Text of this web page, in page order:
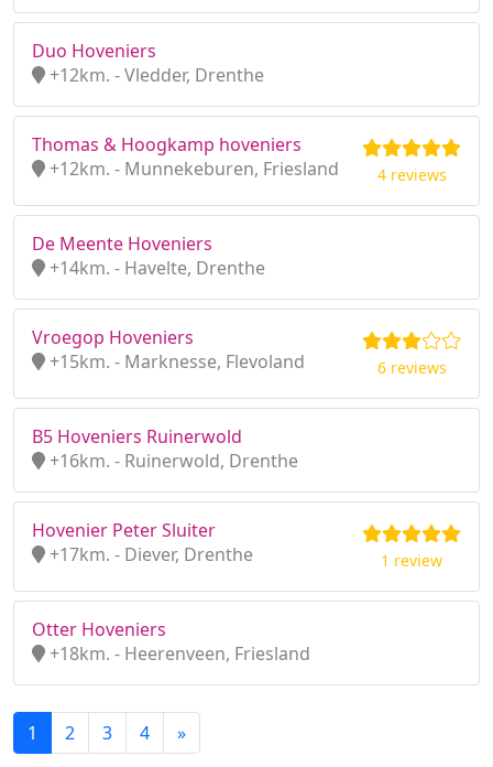
Duo Hoveniers
+12km. - Vledder, Drenthe
Thomas & Hoogkamp hoveniers
+12km. - Munnekeburen, Friesland
4 reviews
De Meente Hoveniers
+14km. - Havelte, Drenthe
Vroegop Hoveniers
+15km. - Marknesse, Flevoland
6 reviews
B5 Hoveniers Ruinerwold
+16km. - Ruinerwold, Drenthe
Hovenier Peter Sluiter
+17km. - Diever, Drenthe
1 review
Otter Hoveniers
+18km. - Heerenveen, Friesland
1 2 3 4 »